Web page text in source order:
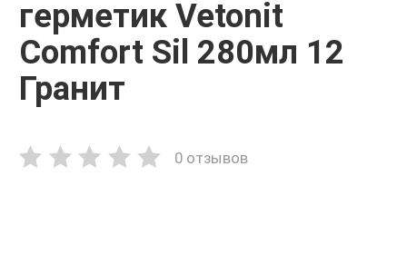
герметик Vetonit
Comfort Sil 280мл 12
Гранит
0 отзывов